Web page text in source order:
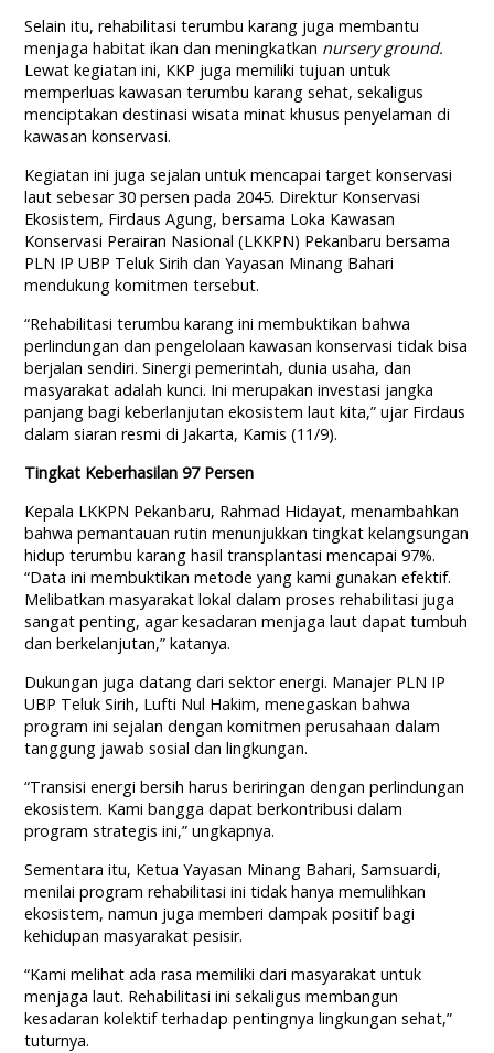
Selain itu, rehabilitasi terumbu karang juga membantu
menjaga habitat ikan dan meningkatkan nursery ground.
Lewat kegiatan ini, KKP juga memiliki tujuan untuk
memperluas kawasan terumbu karang sehat, sekaligus
menciptakan destinasi wisata minat khusus penyelaman di
kawasan konservasi.
Kegiatan ini juga sejalan untuk mencapai target konservasi
laut sebesar 30 persen pada 2045. Direktur Konservasi
Ekosistem, Firdaus Agung, bersama Loka Kawasan
Konservasi Perairan Nasional (LKKPN) Pekanbaru bersama
PLN IP UBP Teluk Sirih dan Yayasan Minang Bahari
mendukung komitmen tersebut.
“Rehabilitasi terumbu karang ini membuktikan bahwa
perlindungan dan pengelolaan kawasan konservasi tidak bisa
berjalan sendiri. Sinergi pemerintah, dunia usaha, dan
masyarakat adalah kunci. Ini merupakan investasi jangka
panjang bagi keberlanjutan ekosistem laut kita,” ujar Firdaus
dalam siaran resmi di Jakarta, Kamis (11/9).
Tingkat Keberhasilan 97 Persen
Kepala LKKPN Pekanbaru, Rahmad Hidayat, menambahkan
bahwa pemantauan rutin menunjukkan tingkat kelangsungan
hidup terumbu karang hasil transplantasi mencapai 97%.
“Data ini membuktikan metode yang kami gunakan efektif.
Melibatkan masyarakat lokal dalam proses rehabilitasi juga
sangat penting, agar kesadaran menjaga laut dapat tumbuh
dan berkelanjutan,” katanya.
Dukungan juga datang dari sektor energi. Manajer PLN IP
UBP Teluk Sirih, Lufti Nul Hakim, menegaskan bahwa
program ini sejalan dengan komitmen perusahaan dalam
tanggung jawab sosial dan lingkungan.
“Transisi energi bersih harus beriringan dengan perlindungan
ekosistem. Kami bangga dapat berkontribusi dalam
program strategis ini,” ungkapnya.
Sementara itu, Ketua Yayasan Minang Bahari, Samsuardi,
menilai program rehabilitasi ini tidak hanya memulihkan
ekosistem, namun juga memberi dampak positif bagi
kehidupan masyarakat pesisir.
“Kami melihat ada rasa memiliki dari masyarakat untuk
menjaga laut. Rehabilitasi ini sekaligus membangun
kesadaran kolektif terhadap pentingnya lingkungan sehat,”
tuturnya.